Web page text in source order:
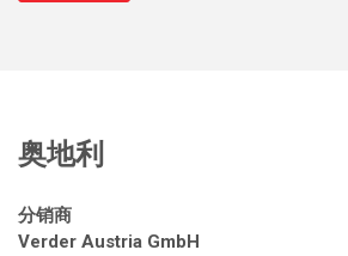
奥地利
分销商
Verder Austria GmbH